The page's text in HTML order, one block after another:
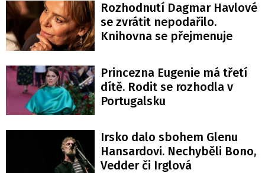
Rozhodnutí Dagmar Havlové
se zvrátit nepodařilo.
Knihovna se přejmenuje
Princezna Eugenie má třetí
dítě. Rodit se rozhodla v
Portugalsku
Irsko dalo sbohem Glenu
Hansardovi. Nechyběli Bono,
Vedder či Irglová